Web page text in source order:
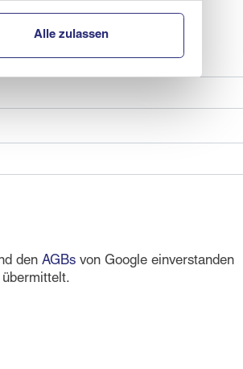
Alle zulassen
denAGBs von Google einverstanden